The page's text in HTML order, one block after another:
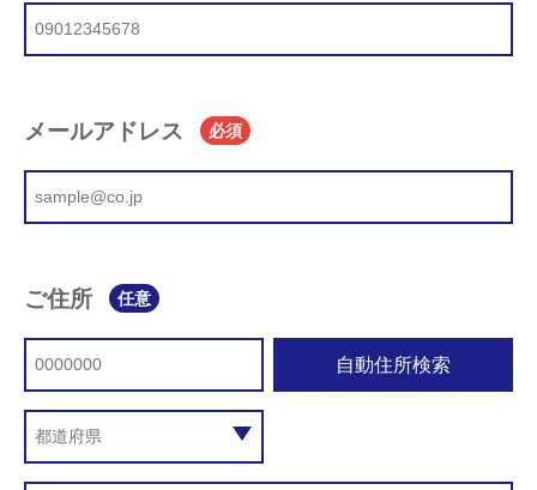
メールアドレス 必須
ご住所 任意
自動住所検索